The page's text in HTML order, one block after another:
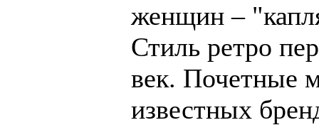
женщин –
Стиль ретро
век. Почетные
известных